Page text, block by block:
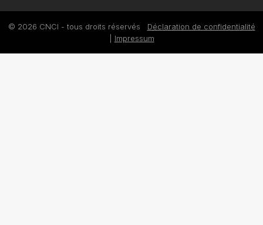
© 2026 CNCI - tous droits réservés Déclaration de confidentialité
Impressum